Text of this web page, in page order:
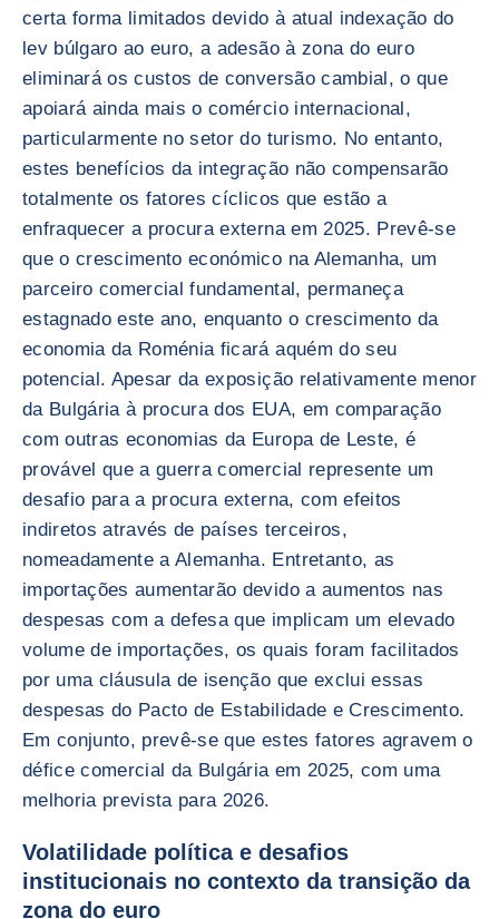
certa forma limitados devido à atual indexação do
lev búlgaro ao euro, a adesão à zona do euro
eliminará os custos de conversão cambial, o que
apoiará ainda mais o comércio internacional,
particularmente no setor do turismo. No entanto,
estes benefícios da integração não compensarão
totalmente os fatores cíclicos que estão a
enfraquecer a procura externa em 2025. Prevê-se
que o crescimento económico na Alemanha, um
parceiro comercial fundamental, permaneça
estagnado este ano, enquanto o crescimento da
economia da Roménia ficará aquém do seu
potencial. Apesar da exposição relativamente menor
da Bulgária à procura dos EUA, em comparação
com outras economias da Europa de Leste, é
provável que a guerra comercial represente um
desafio para a procura externa, com efeitos
indiretos através de países terceiros,
nomeadamente a Alemanha. Entretanto, as
importações aumentarão devido a aumentos nas
despesas com a defesa que implicam um elevado
volume de importações, os quais foram facilitados
por uma cláusula de isenção que exclui essas
despesas do Pacto de Estabilidade e Crescimento.
Em conjunto, prevê-se que estes fatores agravem o
défice comercial da Bulgária em 2025, com uma
melhoria prevista para 2026.
Volatilidade política e desafios
institucionais no contexto da transição da
zona do euro